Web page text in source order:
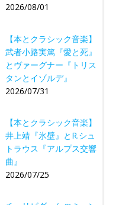
2026/08/01
【本とクラシック音楽】
武者小路実篤『愛と死』
とヴァーグナー『トリス
タンとイゾルデ』
2026/07/31
【本とクラシック音楽】
井上靖『氷壁』とR.シュ
トラウス『アルプス交響
曲』
2026/07/25